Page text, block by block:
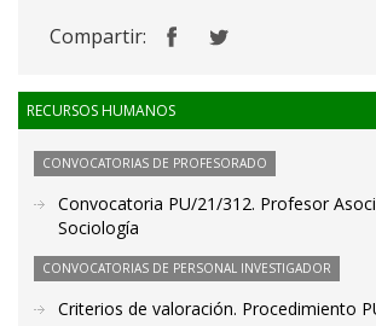
Compartir:
RECURSOS HUMANOS
CONVOCATORIAS DE PROFESORADO
Convocatoria PU/21/312. Profesor
Sociología
CONVOCATORIAS DE PERSONAL INVESTIGADOR
Criterios de valoración. Procedimiento